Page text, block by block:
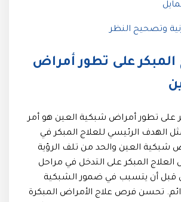
وتصحيح النظر
المبكر على تطور أمراض
على تطور أمراض شبكية العين هو أمر
الهدف الرئيسي للعلاج المبكر في
شبكية العين والحد من تلف الرؤية
المبكر على التدخل في مراحل
قبل أن يتسبب في ضمور الشبكية
تحسن فرص علاج الأمراض المبكرة